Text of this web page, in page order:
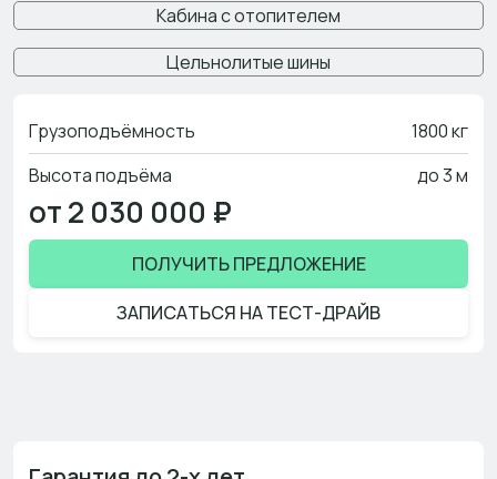
Кабина с отопителем
Цельнолитые шины
Грузоподъёмность
1800 кг
Высота подъёма
до 3 м
от 2 030 000 ₽
ПОЛУЧИТЬ ПРЕДЛОЖЕНИЕ
ЗАПИСАТЬСЯ НА ТЕСТ-ДРАЙВ